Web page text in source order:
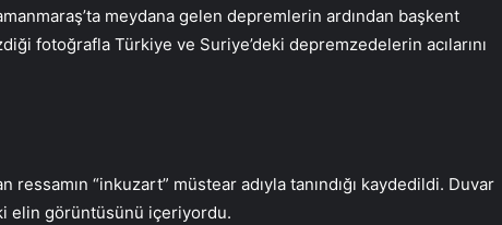
meydana gelen depremlerin ardından başkent
fotoğrafla Türkiye ve Suriye’deki depremzedelerin acılarını
“inkuzart” müstear adıyla tanındığı kaydedildi. Duvar
elin görüntüsünü içeriyordu.